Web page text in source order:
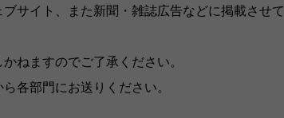
サイト、また新聞・雑誌広告などに掲載させて
ねますのでご了承ください。
ら各部門にお送りください。